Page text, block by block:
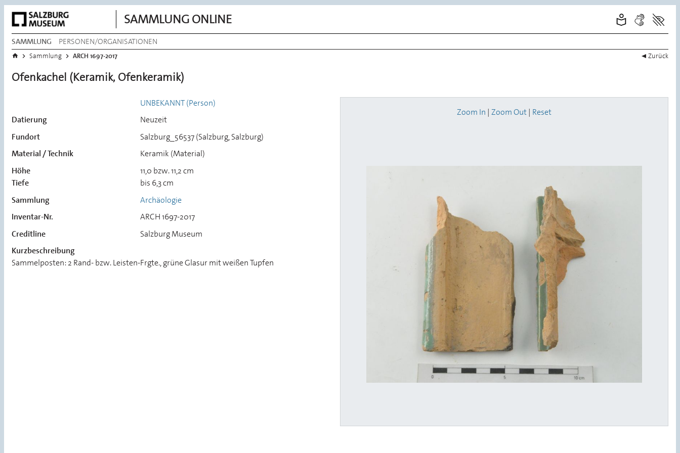
SAMMLUNG ONLINE
SAMMLUNG PERSONEN/ORGANISATIONEN
Zurück
Sie befinden sich hier:
Startseite
>
Sammlung >
ARCH 1697-2017
Ofenkachel (Keramik, Ofenkeramik)
Zoom In | Zoom Out| Reset
UNBEKANNT (Person)
Datierung
Neuzeit
Fundort
Salzburg_56537 (Salzburg, Salzburg)
Material / Technik
Keramik (Material)
Höhe
11,0 bzw. 11,2 cm
Tiefe
bis 6,3 cm
Sammlung
Archäologie
Inventar-Nr.
ARCH 1697-2017
Creditline
Salzburg Museum
Kurzbeschreibung
Sammelposten: 2 Rand- bzw. Leisten-Frgte., grüne Glasur mit weißen Tupfen